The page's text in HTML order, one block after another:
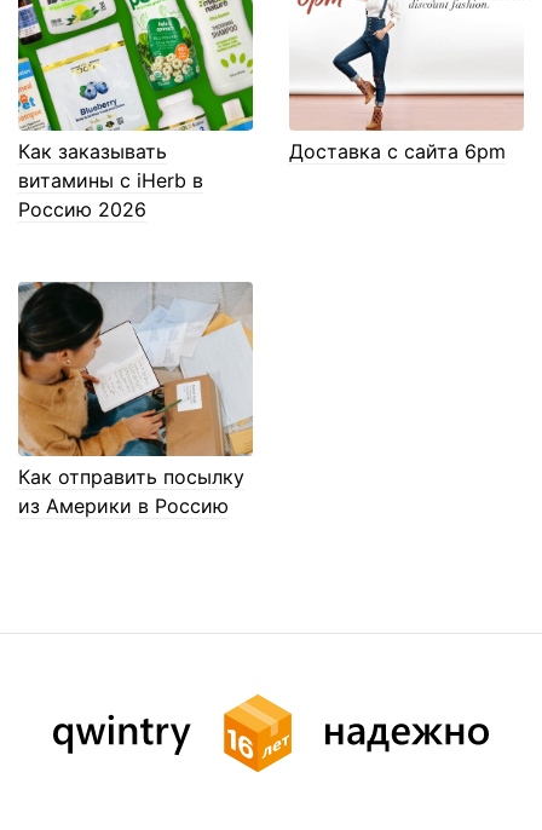
Как заказывать
витамины с iHerb в
Россию 2026
Доставка с сайта 6pm
Как отправить посылку
из Америки в Россию